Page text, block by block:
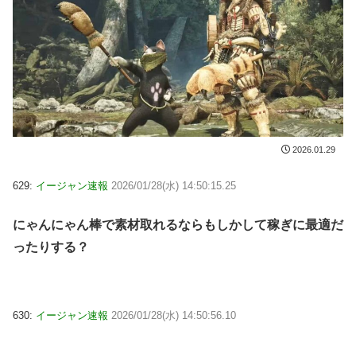
2026.01.29
629: イージャン速報 2026/01/28(水) 14:50:15.25
にゃんにゃん棒で素材取れるならもしかして稼ぎに最適だ
ったりする？
630: イージャン速報 2026/01/28(水) 14:50:56.10